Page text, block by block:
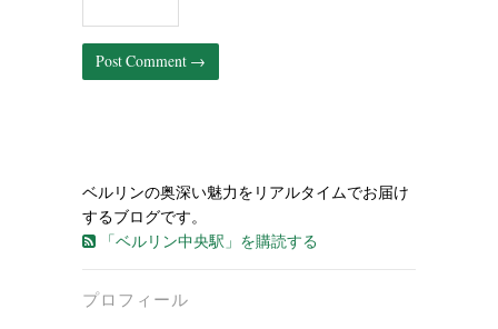
ベルリンの奥深い魅力をリアルタイムでお届け
するブログです。
「ベルリン中央駅」を購読する
プロフィール